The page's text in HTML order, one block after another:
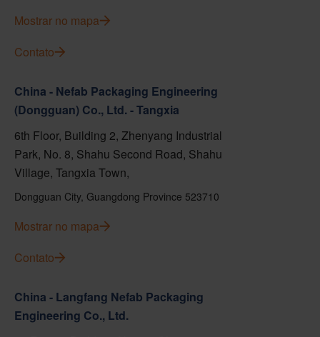
Mostrar no mapa
Contato
China - Nefab Packaging Engineering
(Dongguan) Co., Ltd. - Tangxia
6th Floor, Building 2, Zhenyang Industrial
Park, No. 8, Shahu Second Road, Shahu
Village, Tangxia Town,
Dongguan City, Guangdong Province 523710
Mostrar no mapa
Contato
China - Langfang Nefab Packaging
Engineering Co., Ltd.